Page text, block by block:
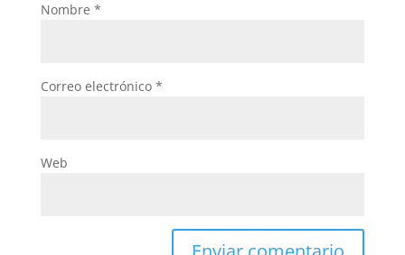
Nombre *
Correo electrónico *
Web